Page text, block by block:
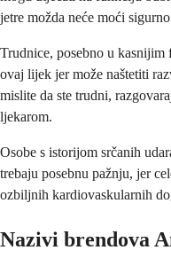
jetre možda neće moći
Trudnice, posebno u kasnijim
ovaj lijek jer može naštetiti
mislite da ste trudni,
ljekarom.
Osobe s istorijom srčanih
trebaju posebnu pažnju, jer
ozbiljnih kardiovaskularnih
Nazivi brendova